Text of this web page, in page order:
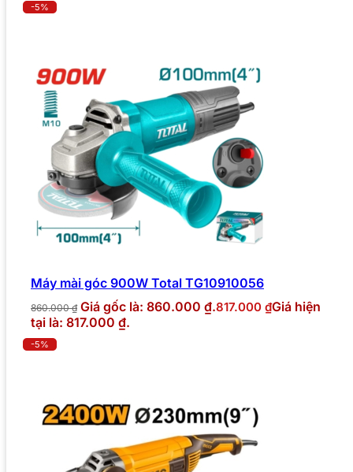
-5%
Máy mài góc 900W Total TG10910056
860.000₫ Giá gốc là: 860.000 ₫.817.000 ₫Giá hiện
tại là: 817.000 ₫.
-5%